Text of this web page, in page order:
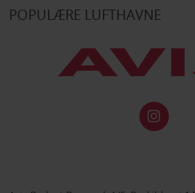
POPULÆRE LUFTHAVNE